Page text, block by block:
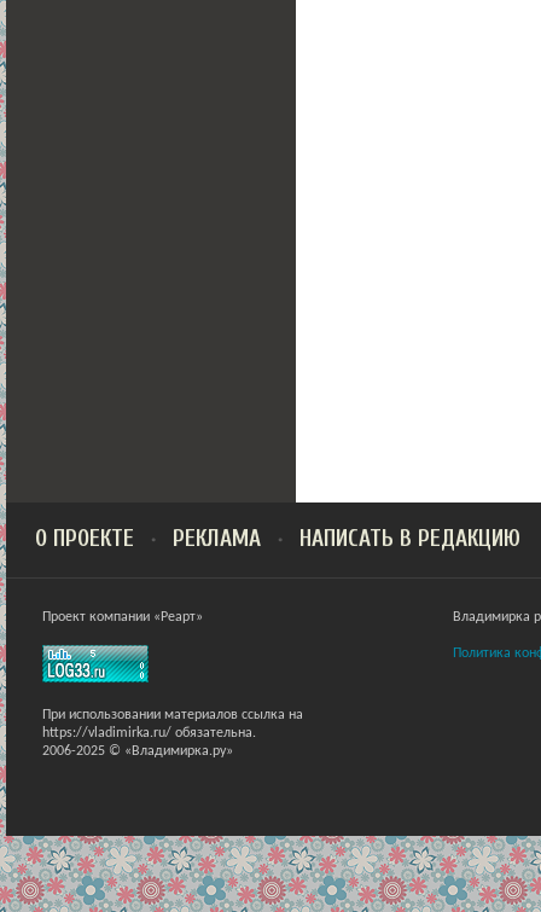
О ПРОЕКТЕ РЕКЛАМА НАПИСАТЬ В РЕДАКЦИЮ
Проект компании «Реарт»
При использовании материалов ссылка на
https://vladimirka.ru/ обязательна.
2006-2025 © «Владимирка.ру»
Владимирка
Политика